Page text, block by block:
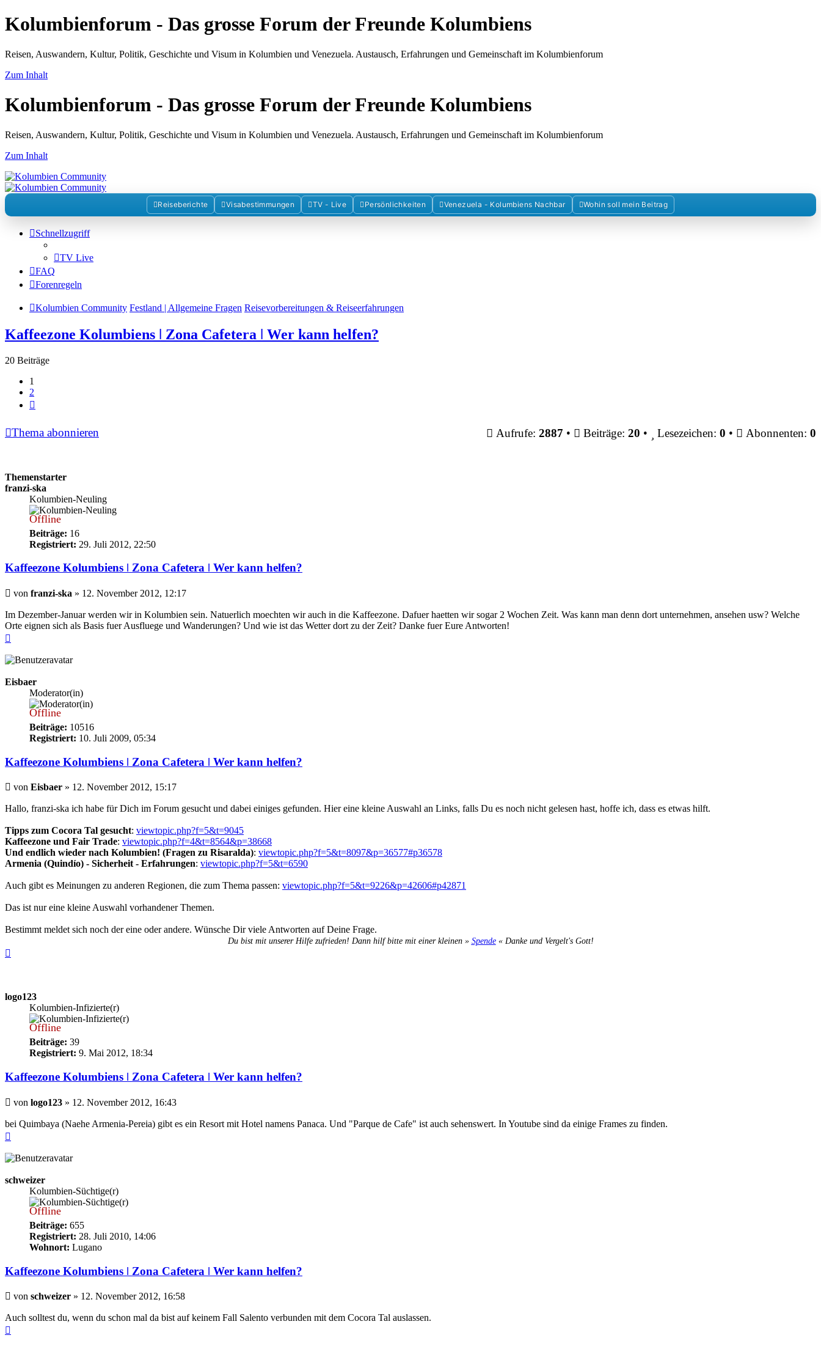
Kolumbienforum - Das grosse Forum der Freunde Kolumbiens
Reisen, Auswandern, Kultur, Politik, Geschichte und Visum in Kolumbien und Venezuela. Austausch, Erfahrungen und Gemeinschaft im Kolumbienforum
Zum Inhalt
Kolumbienforum - Das grosse Forum der Freunde Kolumbiens
Reisen, Auswandern, Kultur, Politik, Geschichte und Visum in Kolumbien und Venezuela. Austausch, Erfahrungen und Gemeinschaft im Kolumbienforum
Zum Inhalt
Reiseberichte Visabestimmungen TV - Live Persönlichkeiten Venezuela - Kolumbiens Nachbar Wohin soll mein Beitrag
Schnellzugriff
TV Live
FAQ
Forenregeln
Kolumbien Community Festland | Allgemeine Fragen Reisevorbereitungen & Reiseerfahrungen
Kaffeezone Kolumbiens ǀ Zona Cafetera ǀ Wer kann helfen?
20 Beiträge
1
2
Thema abonnieren Aufrufe: 2887 • Beiträge: 20 • Lesezeichen: 0 • Abonnenten: 0
Themenstarter
franzi-ska
Kolumbien-Neuling
Offline
Beiträge: 16
Registriert: 29. Juli 2012, 22:50
Kaffeezone Kolumbiens ǀ Zona Cafetera ǀ Wer kann helfen?
Beitrag
von franzi-ska » 12. November 2012, 12:17
Im Dezember-Januar werden wir in Kolumbien sein. Natuerlich moechten wir auch in die Kaffeezone. Dafuer haetten wir sogar 2 Wochen Zeit. Was kann man denn dort unternehmen, ansehen usw? Welche
Orte eignen sich als Basis fuer Ausfluege und Wanderungen? Und wie ist das Wetter dort zu der Zeit? Danke fuer Eure Antworten!
Eisbaer
Moderator(in)
Offline
Beiträge: 10516
Registriert: 10. Juli 2009, 05:34
Kaffeezone Kolumbiens ǀ Zona Cafetera ǀ Wer kann helfen?
Beitrag
von Eisbaer » 12. November 2012, 15:17
Hallo, franzi-ska ich habe für Dich im Forum gesucht und dabei einiges gefunden. Hier eine kleine Auswahl an Links, falls Du es noch nicht gelesen hast, hoffe ich, dass es etwas hilft.
Tipps zum Cocora Tal gesucht: viewtopic.php?f=5&t=9045
Kaffeezone und Fair Trade: viewtopic.php?f=4&t=8564&p=38668
Und endlich wieder nach Kolumbien! (Fragen zu Risaralda): viewtopic.php?f=5&t=8097&p=36577#p36578
Armenia (Quindío) - Sicherheit - Erfahrungen: viewtopic.php?f=5&t=6590
Auch gibt es Meinungen zu anderen Regionen, die zum Thema passen: viewtopic.php?f=5&t=9226&p=42606#p42871
Das ist nur eine kleine Auswahl vorhandener Themen.
Bestimmt meldet sich noch der eine oder andere. Wünsche Dir viele Antworten auf Deine Frage.
Du bist mit unserer Hilfe zufrieden! Dann hilf bitte mit einer kleinen » Spende« Danke und Vergelt's Gott!
logo123
Kolumbien-Infizierte(r)
Offline
Beiträge: 39
Registriert: 9. Mai 2012, 18:34
Kaffeezone Kolumbiens ǀ Zona Cafetera ǀ Wer kann helfen?
Beitrag
von logo123 » 12. November 2012, 16:43
bei Quimbaya (Naehe Armenia-Pereia) gibt es ein Resort mit Hotel namens Panaca. Und "Parque de Cafe" ist auch sehenswert. In Youtube sind da einige Frames zu finden.
schweizer
Kolumbien-Süchtige(r)
Offline
Beiträge: 655
Registriert: 28. Juli 2010, 14:06
Wohnort: Lugano
Kaffeezone Kolumbiens ǀ Zona Cafetera ǀ Wer kann helfen?
Beitrag
von schweizer » 12. November 2012, 16:58
Auch solltest du, wenn du schon mal da bist auf keinem Fall Salento verbunden mit dem Cocora Tal auslassen.